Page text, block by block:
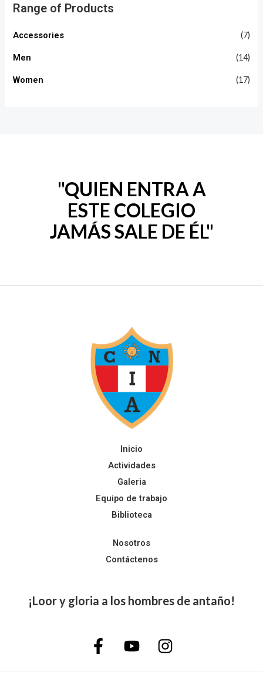
Range of Products
Accessories (7)
Men (14)
Women (17)
"QUIEN ENTRA A
ESTE COLEGIO
JAMÁS SALE DE ÉL"
Inicio
Actividades
Galeria
Equipo de trabajo
Biblioteca
Nosotros
Contáctenos
¡Loor y gloria a los hombres de antaño!